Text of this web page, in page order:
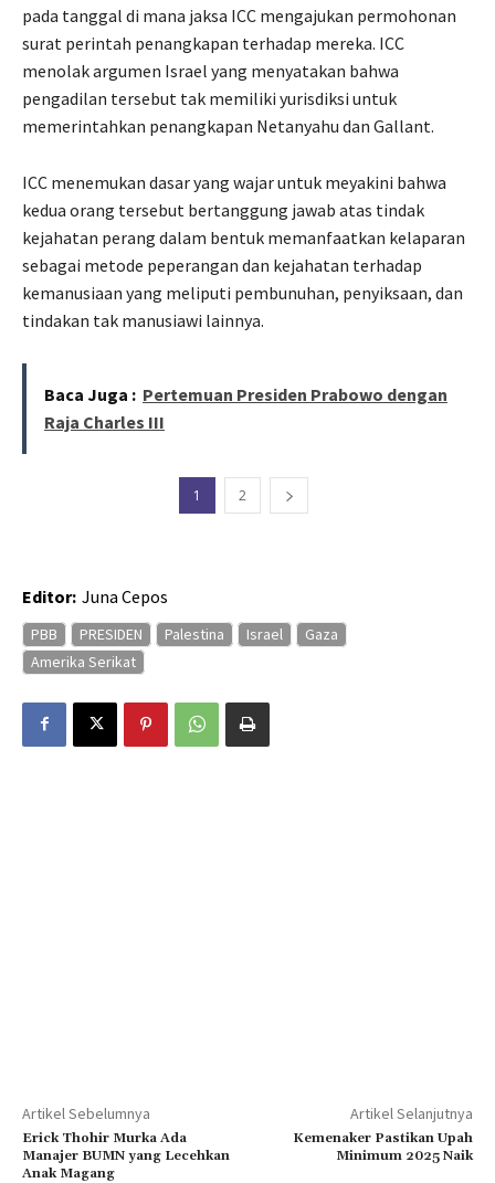
pada tanggal di mana jaksa ICC mengajukan permohonan
surat perintah penangkapan terhadap mereka. ICC
menolak argumen Israel yang menyatakan bahwa
pengadilan tersebut tak memiliki yurisdiksi untuk
memerintahkan penangkapan Netanyahu dan Gallant.
ICC menemukan dasar yang wajar untuk meyakini bahwa
kedua orang tersebut bertanggung jawab atas tindak
kejahatan perang dalam bentuk memanfaatkan kelaparan
sebagai metode peperangan dan kejahatan terhadap
kemanusiaan yang meliputi pembunuhan, penyiksaan, dan
tindakan tak manusiawi lainnya.
Baca Juga : Pertemuan Presiden Prabowo dengan
Raja Charles III
1 2
Editor: Juna Cepos
PBB PRESIDEN Palestina Israel
Gaza
Amerika Serikat
Artikel Sebelumnya
Erick Thohir Murka Ada
Manajer BUMN yang Lecehkan
Anak Magang
Artikel Selanjutnya
Kemenaker Pastikan Upah
Minimum 2025 Naik